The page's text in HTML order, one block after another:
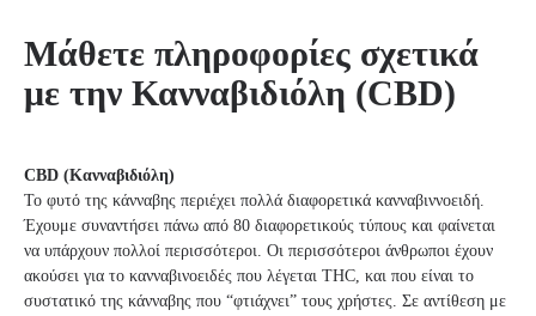
Μάθετε πληροφορίες σχετικά
με την Κανναβιδιόλη (CBD)
CBD (Κανναβιδιόλη)
Το φυτό της κάνναβης περιέχει πολλά διαφορετικά κανναβιννοειδή.
Έχουμε συναντήσει πάνω από 80 διαφορετικούς τύπους και φαίνεται
να υπάρχουν πολλοί περισσότεροι. Οι περισσότεροι άνθρωποι έχουν
ακούσει για το κανναβινοειδές που λέγεται THC, και που είναι το
συστατικό της κάνναβης που “φτιάχνει” τους χρήστες. Σε αντίθεση με